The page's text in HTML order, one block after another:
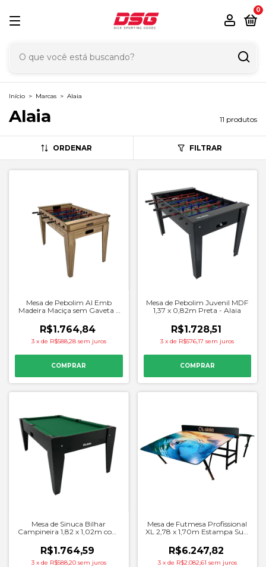
0
Início > Marcas > Alaia
Alaia 11 produtos
ORDENAR FILTRAR
Mesa de Pebolim Al Emb
Madeira Maciça sem Gaveta -
R$1.764,84
3 x de R$588,28 sem juros
Mesa de Pebolim Juvenil MDF
1,37 x 0,82m Preta - Alaia
R$1.728,51
3 xde R$576,17 sem juros
Mesa de Sinuca Bilhar
Campineira 1,82 x 1,02m com
R$1.764,59
3 x de R$588,20 sem juros
Mesa de Futmesa Profissional
XL 2,78 x 1,70m Estampa Surf
R$6.247,82
3 x de R$2.082,61 sem juros